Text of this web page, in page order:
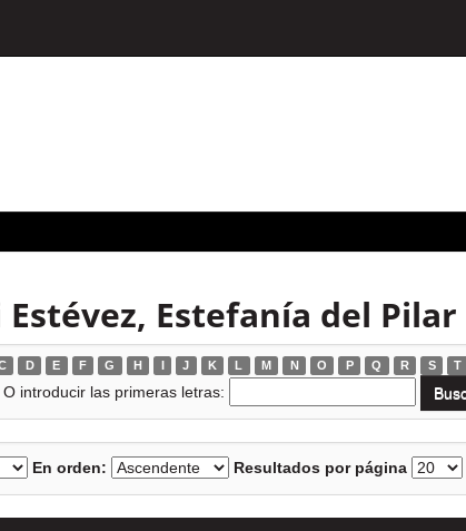
Estefanía del Pilar
D E F G H I J K L M N O P Q R S T
O introducir las primeras letras:
En orden: Resultados por página